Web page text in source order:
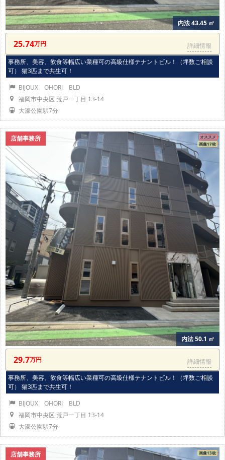
内法 43.45 ㎡
25.74万円
詳細情報
事務所、美容、飲食等幅広い業種可の高級仕様テナントビル！（坪数ご相談
可） 猫3匹まで共生可！
BIJOUX OHORI BLD
福岡市中央区 荒戸一丁目 13-14
大濠公園駅7分
店舗事務所
内法 50.1 ㎡
オススメ
画像17枚
29.7万円
詳細情報
事務所、美容、飲食等幅広い業種可の高級仕様テナントビル！（坪数ご相談
可） 猫3匹まで共生可！
BIJOUX OHORI BLD
福岡市中央区 荒戸一丁目 13-14
大濠公園駅7分
店舗事務所 画像13枚